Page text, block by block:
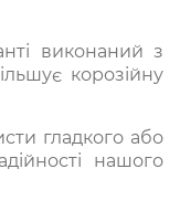
виконаний з
корозійну
гладкого або
нашого